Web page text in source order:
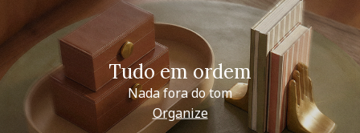
Tudo em ordem
Nada fora do tom
Organize